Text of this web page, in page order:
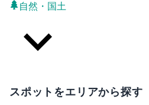
自然・国土
スポットをエリアから探す